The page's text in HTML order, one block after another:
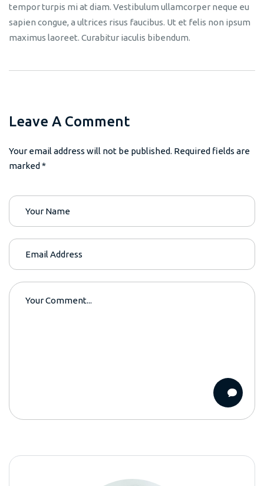
tempor turpis mi at diam. Vestibulum ullamcorper neque eu
sapien congue, a ultrices risus faucibus. Ut et felis non ipsum
maximus laoreet. Curabitur iaculis bibendum.
Leave A Comment
Your email address will not be published. Required fields are
marked *